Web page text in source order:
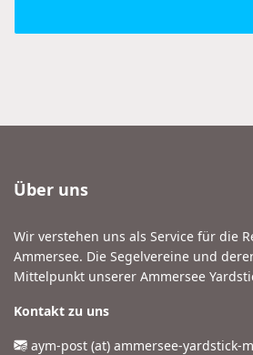
Über uns
Wir verstehen uns als Service für die
Ammersee. Die Segelvereine und
Mittelpunkt unserer Ammersee
Kontakt zu uns
aym-post (at) ammersee-yardstick-